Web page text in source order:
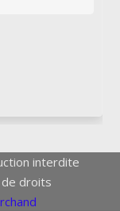
interdite
droits